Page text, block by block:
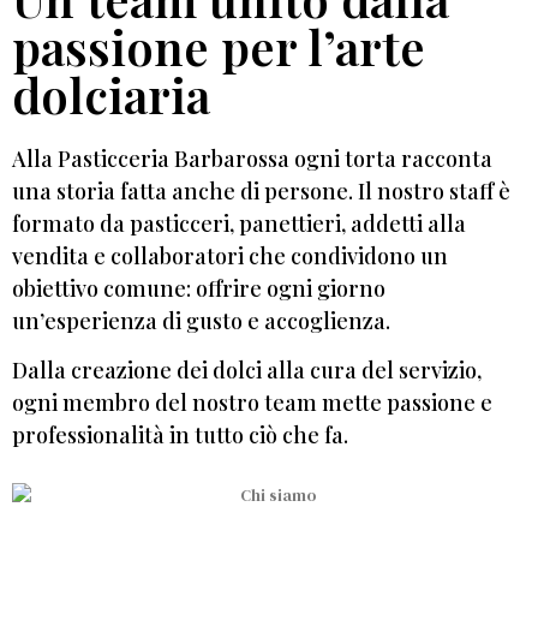
passione per l’arte
dolciaria
Alla Pasticceria Barbarossa ogni torta racconta
una storia fatta anche di persone. Il nostro staff è
formato da pasticceri, panettieri, addetti alla
vendita e collaboratori che condividono un
obiettivo comune: offrire ogni giorno
un’esperienza di gusto e accoglienza.
Dalla creazione dei dolci alla cura del servizio,
ogni membro del nostro team mette passione e
professionalità in tutto ciò che fa.